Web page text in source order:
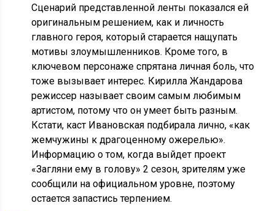
Сценарий представленной ленты показался ей
оригинальным решением, как и личность
главного героя, который старается нащупать
мотивы злоумышленников. Кроме того, в
ключевом персонаже спрятана личная боль, что
тоже вызывает интерес. Кирилла Жандарова
режиссер называет своим самым любимым
артистом, потому что он умеет быть разным.
Кстати, каст Ивановская подбирала лично, «как
жемчужины к драгоценному ожерелью».
Информацию о том, когда выйдет проект
«Загляни ему в голову» 2 сезон, зрителям уже
сообщили на официальном уровне, поэтому
остается запастись терпением.